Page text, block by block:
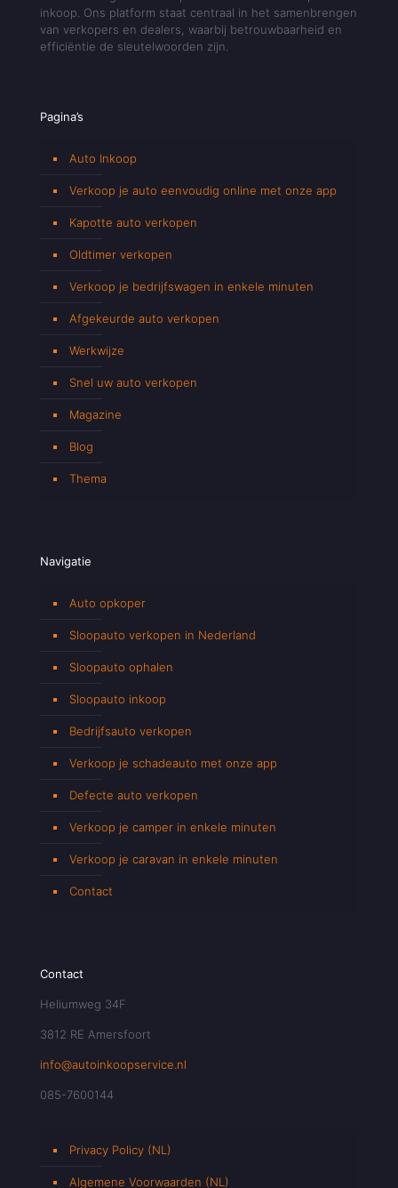
inkoop. Ons platform staat centraal in het samenbrengen
van verkopers en dealers, waarbij betrouwbaarheid en
efficiëntie de sleutelwoorden zijn.
Pagina’s
Auto Inkoop
Verkoop je auto eenvoudig online met onze app
Kapotte auto verkopen
Oldtimer verkopen
Verkoop je bedrijfswagen in enkele minuten
Afgekeurde auto verkopen
Werkwijze
Snel uw auto verkopen
Magazine
Blog
Thema
Navigatie
Auto opkoper
Sloopauto verkopen in Nederland
Sloopauto ophalen
Sloopauto inkoop
Bedrijfsauto verkopen
Verkoop je schadeauto met onze app
Defecte auto verkopen
Verkoop je camper in enkele minuten
Verkoop je caravan in enkele minuten
Contact
Contact
Heliumweg 34F
3812 RE Amersfoort
info@autoinkoopservice.nl
085-7600144
Privacy Policy (NL)
Algemene Voorwaarden (NL)